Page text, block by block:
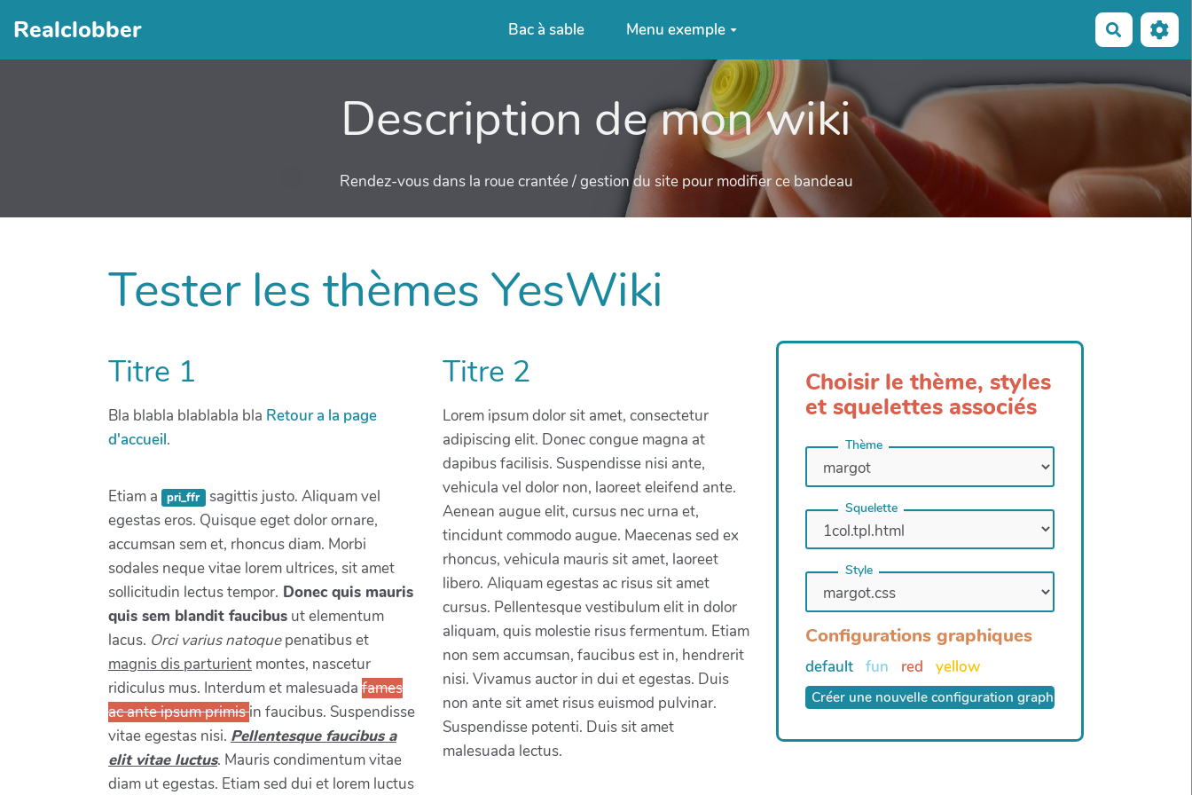
Realclobber Bac à sable Menu exemple
Description de mon wiki
Rendez-vous dans la roue crantée / gestion du site pour modifier ce bandeau
Tester les thèmes YesWiki
Titre 1
Bla blabla blablabla bla Retour a la page
d'accueil.
Etiam a pri_ffr sagittis justo. Aliquam vel
egestas eros. Quisque eget dolor ornare,
accumsan sem et, rhoncus diam. Morbi
sodales neque vitae lorem ultrices, sit amet
sollicitudin lectus tempor. Donec quis mauris
quis sem blandit faucibus ut elementum
lacus. Orci varius natoquepenatibus et
magnis dis parturient montes, nascetur
ridiculus mus. Interdum et malesuada fames
ac ante ipsum primisin faucibus. Suspendisse
vitae egestas nisi. Pellentesque faucibus a
elit vitae luctus. Mauris condimentum vitae
diam ut egestas. Etiam sed dui et lorem luctus
Titre 2
Lorem ipsum dolor sit amet, consectetur
adipiscing elit. Donec congue magna at
dapibus facilisis. Suspendisse nisi ante,
vehicula vel dolor non, laoreet eleifend ante.
Aenean augue elit, cursus nec urna et,
tincidunt commodo augue. Maecenas sed ex
rhoncus, vehicula mauris sit amet, laoreet
libero. Aliquam egestas ac risus sit amet
cursus. Pellentesque vestibulum elit in dolor
aliquam, quis molestie risus fermentum. Etiam
non sem accumsan, faucibus est in, hendrerit
nisi. Vivamus auctor in dui et egestas. Duis
non ante sit amet risus euismod pulvinar.
Suspendisse potenti. Duis sit amet
malesuada lectus.
Choisir le thème, styles
et squelettes associés
Thème
Squelette
Style
Configurations graphiques
default fun red yellow
Créer une nouvelle configuration graphique